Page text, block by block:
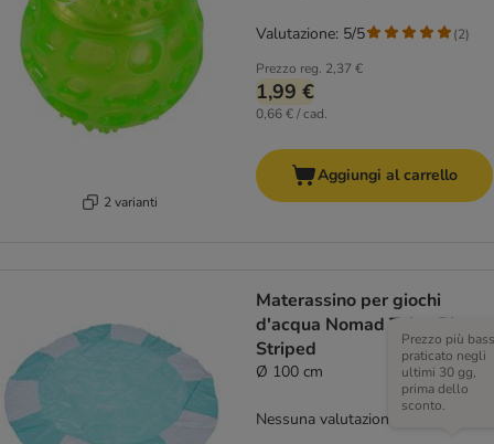
2 varianti
Prezzo reg. 2,37 €
1,99 €
0,66 € / cad.
Valutazione: 5/5 (2)
Aggiungi al carrello
Materassino per giochi
d'acqua Nomad Tales Bloom
Striped
Ø 100 cm
Prezzo più
praticato negli
ultimi 30 gg,
prima dello
sconto.
Nessuna valutazione